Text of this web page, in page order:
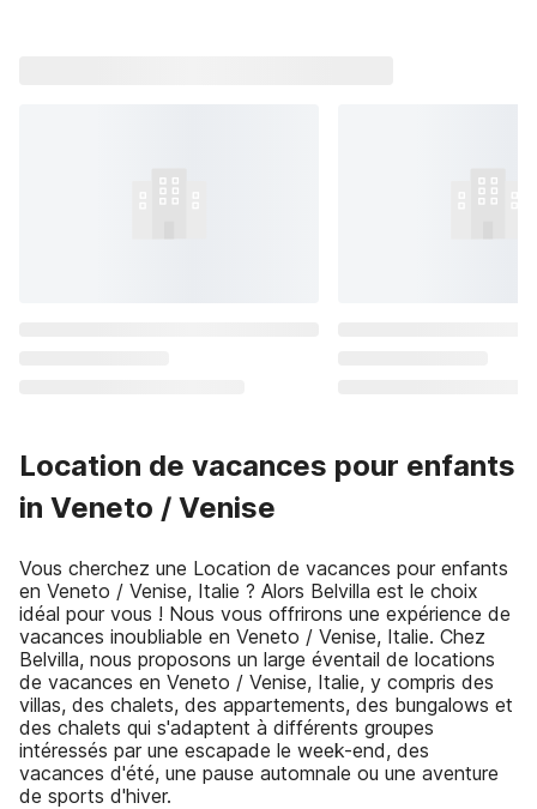
Location de vacances pour enfants
in Veneto / Venise
Vous cherchez une Location de vacances pour enfants
en Veneto / Venise, Italie ? Alors Belvilla est le choix
idéal pour vous ! Nous vous offrirons une expérience de
vacances inoubliable en Veneto / Venise, Italie. Chez
Belvilla, nous proposons un large éventail de locations
de vacances en Veneto / Venise, Italie, y compris des
villas, des chalets, des appartements, des bungalows et
des chalets qui s'adaptent à différents groupes
intéressés par une escapade le week-end, des
vacances d'été, une pause automnale ou une aventure
de sports d'hiver.